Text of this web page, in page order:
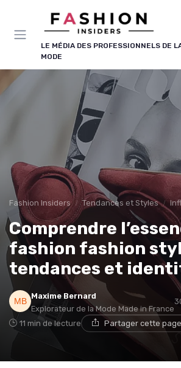
LE MÉDIA DES PROFESSIONNELS DE
MODE
Fashion Insiders Tendances et Styles
Comprendre
fashion fashion
tendances et
Maxime Bernard
Explorateur de la Mode Made in France
11 min de lecture Partager cette page